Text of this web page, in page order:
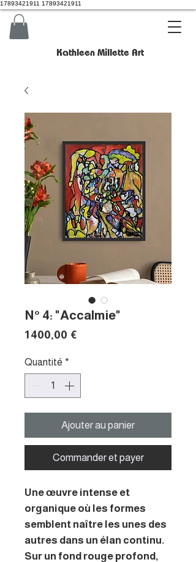
17893421911 17893421911
Kathleen Millette Art
N° 4: "Accalmie"
1 400,00 €
Quantité *
Ajouter au panier
Commander et payer
Une œuvre intense et
organique où les formes
semblent naître les unes des
autres dans un élan continu.
Sur un fond rouge profond,